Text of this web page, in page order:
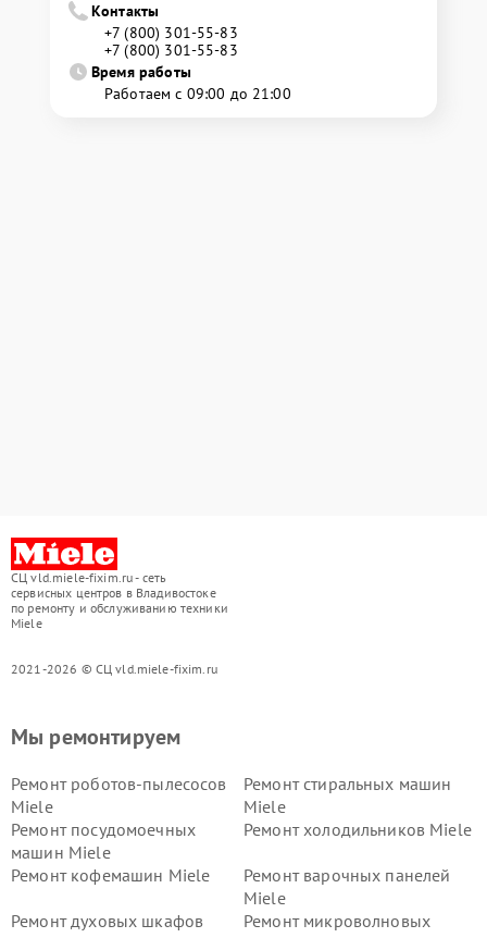
Контакты
+7 (800) 301-55-83
+7 (800) 301-55-83
Время работы
Работаем с 09:00 до 21:00
СЦ vld.miele-fixim.ru - сеть
сервисных центров в Владивостоке
по ремонту и обслуживанию техники
Miele
2021-2026 © СЦ vld.miele-fixim.ru
Мы ремонтируем
Ремонт роботов-пылесосов
Miele
Ремонт стиральных машин
Miele
Ремонт посудомоечных
машин Miele
Ремонт холодильников Miele
Ремонт кофемашин Miele
Ремонт варочных панелей
Miele
Ремонт духовых шкафов
Ремонт микроволновых